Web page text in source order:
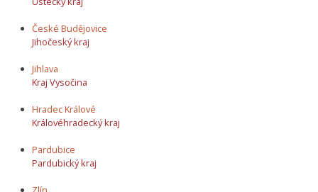
České Budějovice
Jihočeský kraj
Jihlava
Kraj Vysočina
Hradec Králové
Královéhradecký kraj
Pardubice
Pardubický kraj